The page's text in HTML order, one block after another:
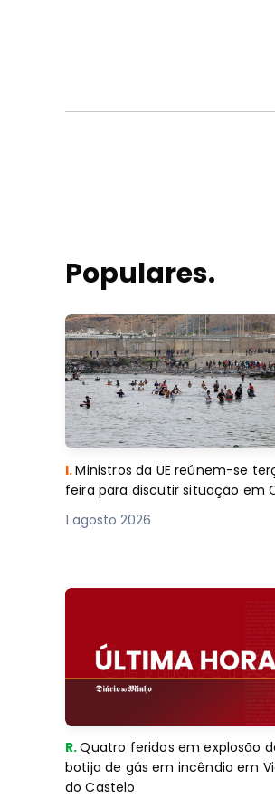
Populares.
I.Ministros da UE reúnem-se
feira para discutir situação em
1 agosto 2026
R.Quatro feridos em explosão
botija de gás em incêndio em
do Castelo